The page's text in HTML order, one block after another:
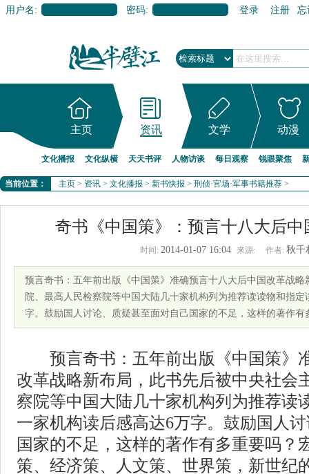
用户名: 密码: 登录 注册 忘
主页 资讯 文学 动漫
文化播报 文化纵横 天天书评 人物访谈 每日观察 锐眼聚焦
当前位置： 主页 > 资讯 > 文化播报 > 新书快报 > 刑侦·官场·军事书籍推荐 >
奇书《中国策》：预言十八大后
时间: 2014-01-07 16:04 来源: 作者: 秋
预言奇书：五年前出版《中国策》准确预言十八大后中国改革战
院、最高人民检察院等中国大陆几十家机构列为推荐读读物和指
字。鼓励国人讨论、质疑甚至面对自己国家的不足，这样的著作有
预言奇书：五年前出版《中国策》
改革战略新布局，此书先后被中央社会
察院等中国大陆几十家机构列为推荐读
一家机构读后感高达6万字。鼓励国人
国家的不足，这样的著作有多重要吗？
策、经济策、人文策、世界策，新世纪